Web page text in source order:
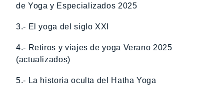
de Yoga y Especializados 2025
3.- El yoga del siglo XXI
4.- Retiros y viajes de yoga Verano 2025
(actualizados)
5.- La historia oculta del Hatha Yoga